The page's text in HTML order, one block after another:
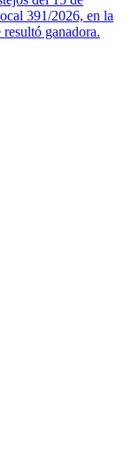
391/2026, en la
ganadora.